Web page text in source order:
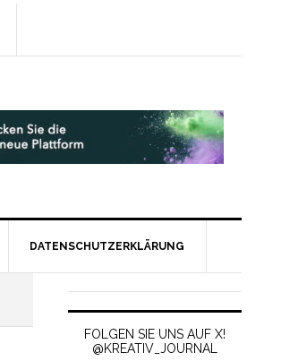
DATENSCHUTZERKLÄRUNG
FOLGEN SIE UNS AUF X!
@KREATIV_JOURNAL